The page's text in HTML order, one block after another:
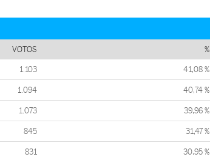
VOTOS %
1.103 41,08 %
1.094 40,74 %
1.073 39,96 %
845 31,47 %
831 30,95 %